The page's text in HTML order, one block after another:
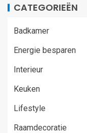
CATEGORIEËN
Badkamer
Energie besparen
Interieur
Keuken
Lifestyle
Raamdecoratie